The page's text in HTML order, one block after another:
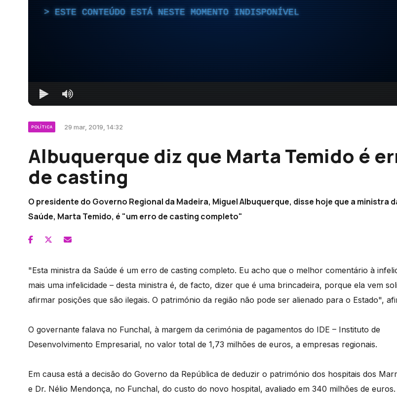
ESTE CONTEÚDO ESTÁ NESTE MOMENTO INDISPONÍVEL
POLÍTICA 29 mar, 2019, 14:32
Albuquerque diz que Marta Temido é
de casting
O presidente do Governo Regional da Madeira, Miguel Albuquerque, disse hoje que a ministra
Saúde, Marta Temido, é "um erro de casting completo"
"Esta ministra da Saúde é um erro de casting completo. Eu acho que o melhor comentário à
mais uma infelicidade – desta ministra é, de facto, dizer que é uma brincadeira, porque ela vem
afirmar posições que são ilegais. O património da região não pode ser alienado para o Estado",
O governante falava no Funchal, à margem da cerimónia de pagamentos do IDE – Instituto de
Desenvolvimento Empresarial, no valor total de 1,73 milhões de euros, a empresas regionais.
Em causa está a decisão do Governo da República de deduzir o património dos hospitais dos
e Dr. Nélio Mendonça, no Funchal, do custo do novo hospital, avaliado em 340 milhões de euros.